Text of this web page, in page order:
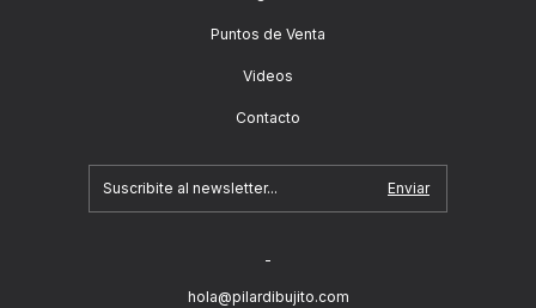
Puntos de Venta
Videos
Contacto
-
hola@pilardibujito.com